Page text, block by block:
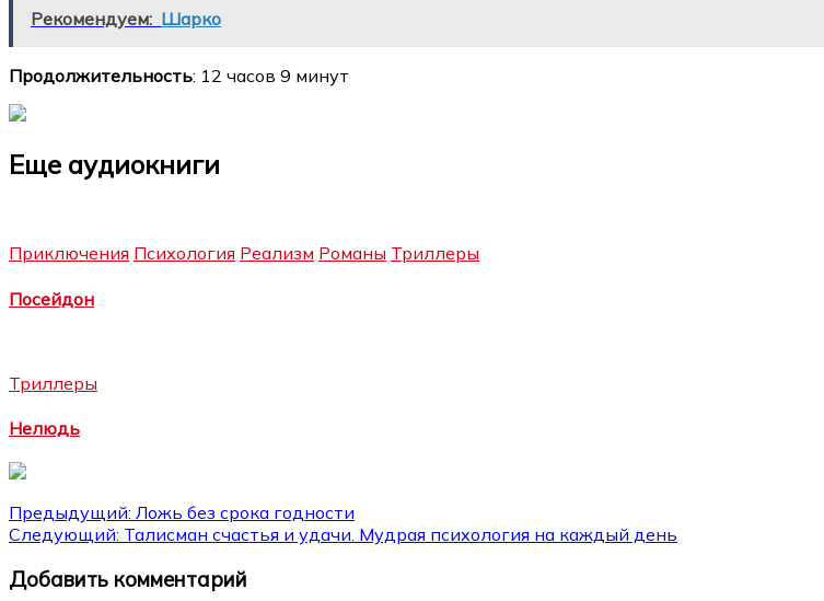
Рекомендуем: Шарко
Продолжительность: 12 часов 9 минут
Еще аудиокниги
Приключения Психология Реализм Романы Триллеры
Посейдон
Триллеры
Нелюдь
Навигация
по
записям
Предыдущий: Ложь без срока годности
Следующий: Талисман счастья и удачи. Мудрая психология на каждый день
Добавить комментарий